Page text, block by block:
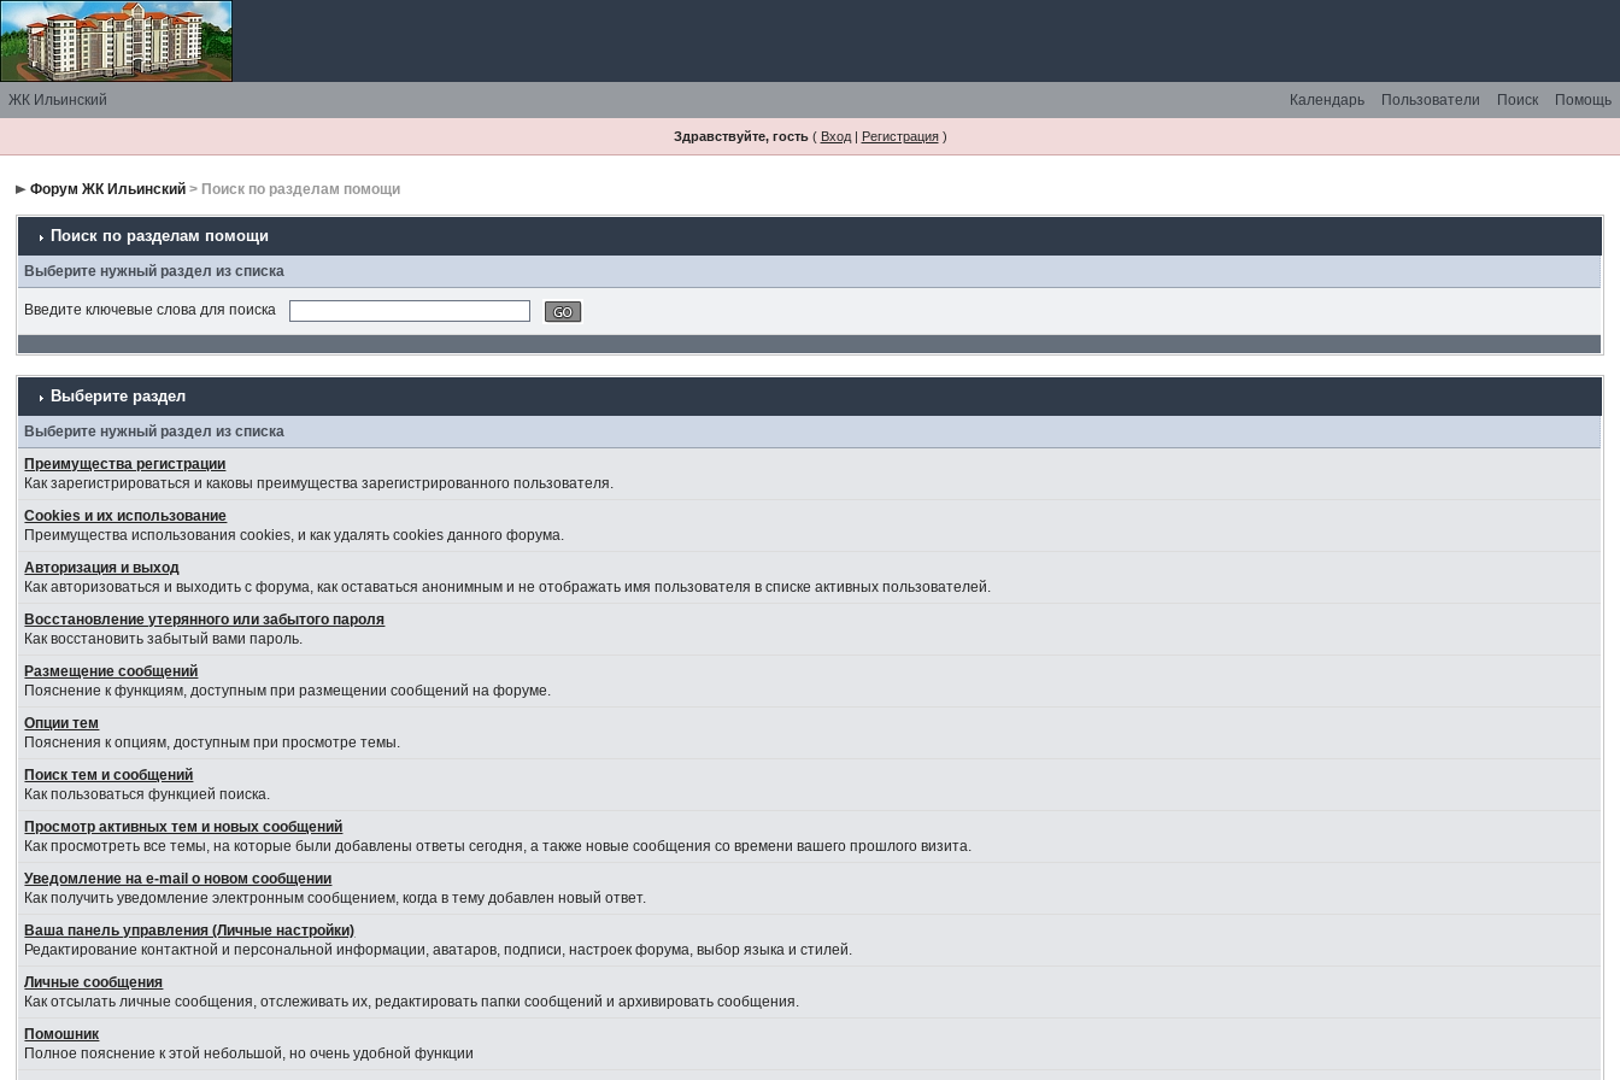
ЖК Ильинский Помощь
Поиск
Пользователи
Календарь
Здравствуйте, гость( Вход| Регистрация)
Форум ЖК Ильинский > Поиск по разделам помощи
Поиск по разделам помощи
Выберите нужный раздел из списка
Введите ключевые слова для поиска
Выберите раздел
Выберите нужный раздел из списка
Преимущества регистрации
Как зарегистрироваться и каковы преимущества зарегистрированного пользователя.
Cookies и их использование
Преимущества использования cookies, и как удалять cookies данного форума.
Авторизация и выход
Как авторизоваться и выходить с форума, как оставаться анонимным и не отображать имя пользователя в списке активных пользователей.
Восстановление утерянного или забытого пароля
Как восстановить забытый вами пароль.
Размещение сообщений
Пояснение к функциям, доступным при размещении сообщений на форуме.
Опции тем
Пояснения к опциям, доступным при просмотре темы.
Поиск тем и сообщений
Как пользоваться функцией поиска.
Просмотр активных тем и новых сообщений
Как просмотреть все темы, на которые были добавлены ответы сегодня, а также новые сообщения со времени вашего прошлого визита.
Уведомление на е-mail о новом сообщении
Как получить уведомление электронным сообщением, когда в тему добавлен новый ответ.
Ваша панель управления (Личные настройки)
Редактирование контактной и персональной информации, аватаров, подписи, настроек форума, выбор языка и стилей.
Личные сообщения
Как отсылать личные сообщения, отслеживать их, редактировать папки сообщений и архивировать сообщения.
Помошник
Полное пояснение к этой небольшой, но очень удобной функции